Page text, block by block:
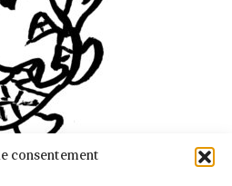
consentement